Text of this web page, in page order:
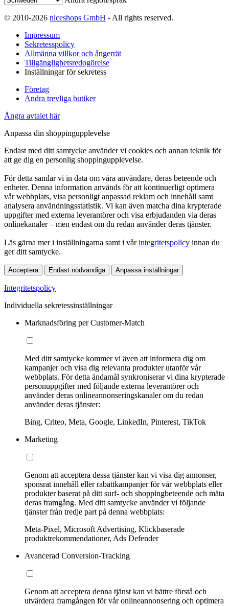
© 2010-2026 niceshops GmbH - All rights reserved.
Impressum
Sekretesspolicy
Allmänna villkor och ångerrät
Tillgänglighetsredogörelse
Inställningar för sekretess
Företag
Andra trevliga butiker
Ångra avtalet här
Anpassa din shoppingupplevelse
Endast med ditt samtycke använder vi cookies och annan teknik för
att ge dig en personlig shoppingupplevelse.
För detta samlar vi in data om våra användare, deras beteende och
enheter. Denna information används för att kontinuerligt optimera
vår webbplats, visa personligt anpassad reklam och innehåll samt
analysera användningsstatistik. Vi kan även matcha dina krypterade
uppgifter med externa leverantörer och visa erbjudanden via deras
onlinekanaler – men endast om du redan använder deras tjänster.
Läs gärna mer i inställningarna samt i vårintegritetspolicy innan du
ger ditt samtycke.
Acceptera Endast nödvändiga Anpassa inställningar
Integritetspolicy
Individuella sekretessinställningar
Marknadsföring per Customer-Match
Med ditt samtycke kommer vi även att informera dig om
kampanjer och visa dig relevanta produkter utanför vår
webbplats. För detta ändamål synkroniserar vi dina krypterade
personuppgifter med följande externa leverantörer och
använder deras onlineannonseringskanaler om du redan
använder deras tjänster:
Bing, Criteo, Meta, Google, LinkedIn, Pinterest, TikTok
Marketing
Genom att acceptera dessa tjänster kan vi visa dig annonser,
sponsrat innehåll eller rabattkampanjer för vår webbplats eller
produkter baserat på ditt surf- och shoppingbeteende och mäta
deras framgång. Med ditt samtycke använder vi följande
tjänster från tredje part på denna webbplats:
Meta-Pixel, Microsoft Advertising, Klickbaserade
produktrekommendationer, Ads Defender
Avancerad Conversion-Tracking
Genom att acceptera denna tjänst kan vi bättre förstå och
utvärdera framgången för vår onlineannonsering och optimera